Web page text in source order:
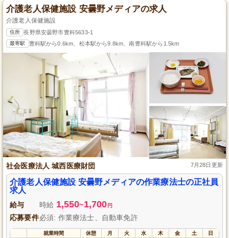
介護老人保健施設 安曇野メディアの求人
介護老人保健施設
住所 長野県安曇野市豊科5633-1
最寄駅 豊科駅から0.6km、松本駅から9.8km、南豊科駅から1.5km
社会医療法人 城西医療財団 7月28日更新
介護老人保健施設 安曇野メディアの作業療法士の正社員
求人
給与 時給 1,550~1,700 円
応募要件必須: 作業療法士、自動車免許
就業時間 休憩 月 火 水 木 金 土 日